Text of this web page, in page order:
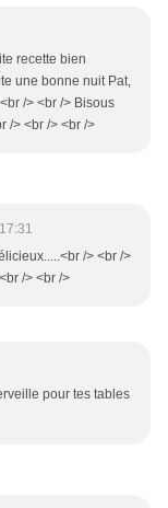
recette bien
une bonne nuit Pat,
/> <br /> Bisous
/> <br /> <br />
/> <br />
/> <br />
pour tes tables